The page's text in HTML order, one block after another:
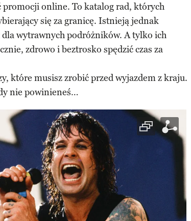
promocji online. To katalog rad, których
się za granicę. Istnieją jednak
wytrawnych podróżników. A tylko ich
zdrowo i beztrosko spędzić czas za
które musisz zrobić przed wyjazdem z kraju.
nie powinieneś…